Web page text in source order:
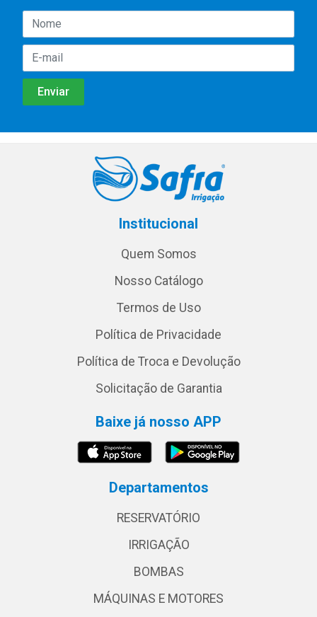
Institucional
Quem Somos
Nosso Catálogo
Termos de Uso
Política de Privacidade
Política de Troca e Devolução
Solicitação de Garantia
Baixe já nosso APP
Departamentos
RESERVATÓRIO
IRRIGAÇÃO
BOMBAS
MÁQUINAS E MOTORES